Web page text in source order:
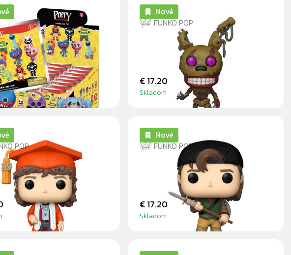
PLAYTIME - 3D FOAM
FUNKO POP
BURNTRAP
Nové
€ 17.20
Skladom
POP
HENDERSON
FUNKO POP
STEVE HARRINGTON WITH
Nové
€ 17.20
Skladom